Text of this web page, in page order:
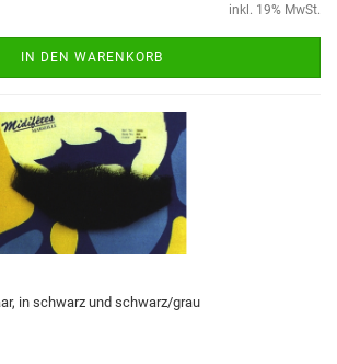
inkl. 19% MwSt.
IN DEN WARENKORB
in schwarz und schwarz/grau